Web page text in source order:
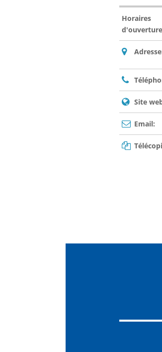
Horaires
Site
Email: